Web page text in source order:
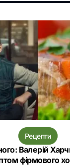
Рецепти
Валерій
фірмового